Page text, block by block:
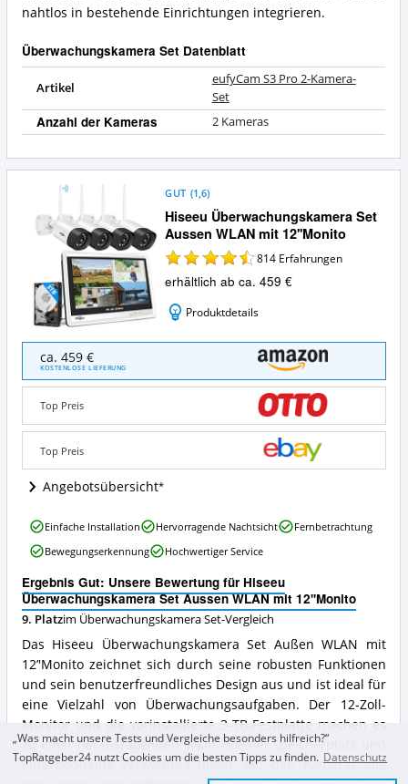
nahtlos in bestehende Einrichtungen integrieren.
Überwachungskamera Set Datenblatt
Artikel
eufyCam S3 Pro 2-Kamera-
Set
Anzahl der Kameras 2 Kameras
Hiseeu Überwachungskamera Set
Aussen WLAN mit 12''Monito
GUT (1,6)
814 Erfahrungen
erhältlich ab ca. 459 €
Produktdetails
Überwachungskamera
Set
Aussen
WLAN
mit
12''Monito
Angebote:
Wo
ist
Überwachungskamera
Set
erhältlich?
ca. 459 €
KOSTENLOSE LIEFERUNG
Top Preis
Top Preis
Angebotsübersicht
Ergebnis Gut: Unsere Bewertung für Hiseeu
Überwachungskamera Set Aussen WLAN mit 12''Monito
9. Platzim Überwachungskamera Set-Vergleich
Das Hiseeu Überwachungskamera Set Außen WLAN mit
12’'Monito zeichnet sich durch seine robusten Funktionen
und sein benutzerfreundliches Design aus und ist ideal für
eine Vielzahl von Überwachungsaufgaben. Der 12-Zoll-
Monitor und die vorinstallierte 3-TB-Festplatte machen es
zu einer herausragenden Wahl, die viel Speicherplatz und
eine bequeme Verwaltung bietet. Mit den Kameras, die
Hiseeu
Überwachungskamera
Set
WLAN
mit
12''Monito
Vorteile:
Was
spricht
für
dieses
Überwachungskamera
Set?
Einfache Installation Hervorragende Nachtsicht
Fernbetrachtung
Bewegungserkennung
Hochwertiger Service
„Was macht unsere Tests und Vergleiche besonders hilfreich?“
TopRatgeber24 nutzt Cookies um die besten Tipps zu finden. Datenschutz